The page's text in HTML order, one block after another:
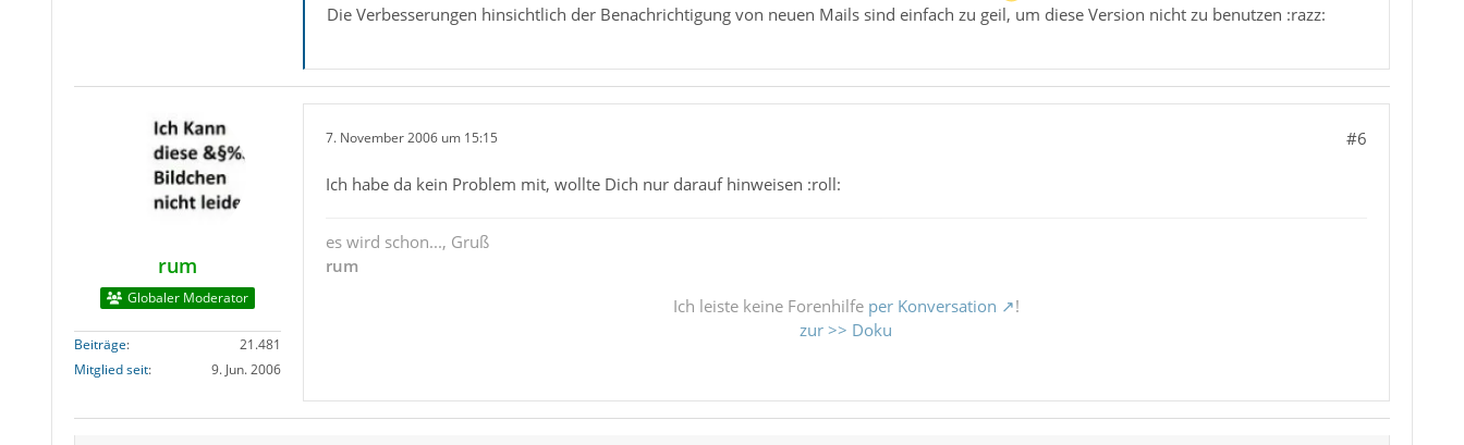
Die Verbesserungen hinsichtlich der Benachrichtigung von neuen Mails sind einfach zu geil, um diese Version nicht zu benutzen :razz:
rum
Globaler Moderator
Beiträge
21.481
Mitglied seit
9. Jun. 2006
7. November 2006 um 15:15 #6
Ich habe da kein Problem mit, wollte Dich nur darauf hinweisen :roll:
es wird schon..., Gruß
rum
Ich leiste keine Forenhilfe per Konversation
!
zur >> Doku